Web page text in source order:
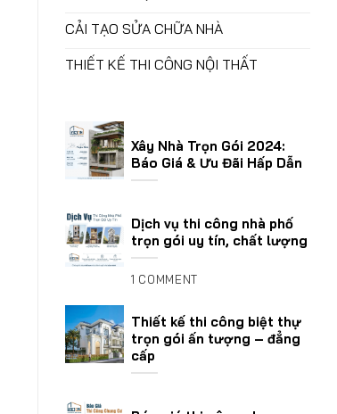
CẢI TẠO SỬA CHỮA NHÀ
THIẾT KẾ THI CÔNG NỘI THẤT
Xây Nhà Trọn Gói 2024:
Báo Giá & Ưu Đãi Hấp Dẫn
Dịch vụ thi công nhà phố
trọn gói uy tín, chất lượng
1 COMMENT
Thiết kế thi công biệt thự
trọn gói ấn tượng – đẳng
cấp